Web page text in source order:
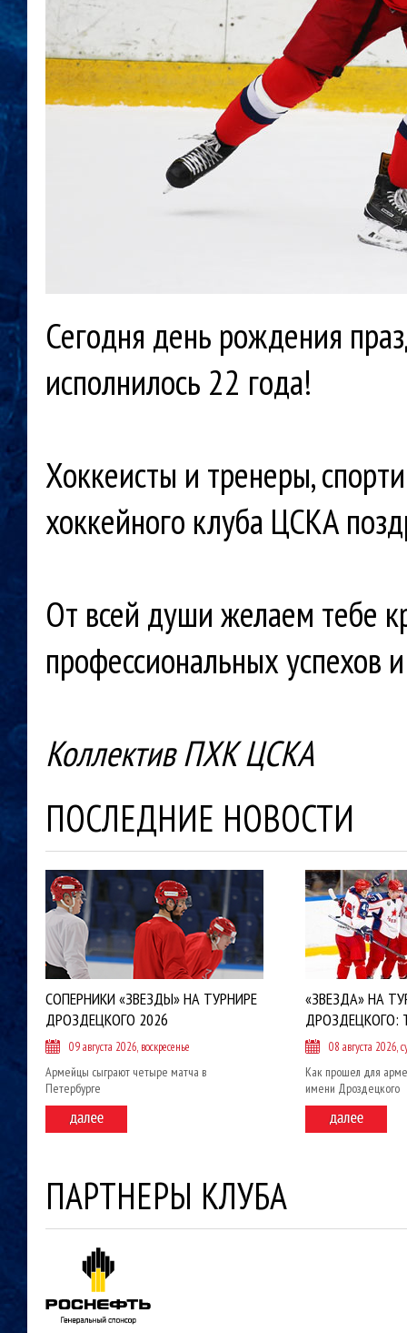
Сегодня день рождения
исполнилось 22 года!
Хоккеисты и тренеры,
хоккейного клуба ЦСКА
От всей души желаем тебе
профессиональных
Коллектив ПХК ЦСКА
ПОСЛЕДНИЕ НОВОСТИ
СОПЕРНИКИ «ЗВЕЗДЫ» НА ТУРНИРЕ
ДРОЗДЕЦКОГО 2026
09 августа 2026, воскресенье
Армейцы сыграют четыре матча в
Петербурге
«ЗВЕЗДА» НА
ДРОЗДЕЦКОГО:
08 августа 2026,
Как прошел для
имени Дроздецкого
ПАРТНЕРЫ КЛУБА